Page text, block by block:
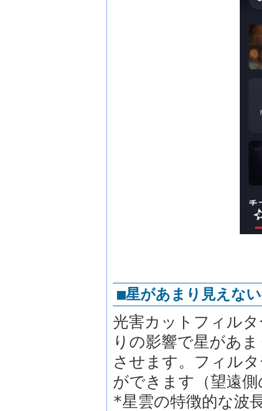
■星があまり見えな
光害カットフィル
りの影響で星があ
させます。フィル
ができます（望遠
*星雲の特徴的な波